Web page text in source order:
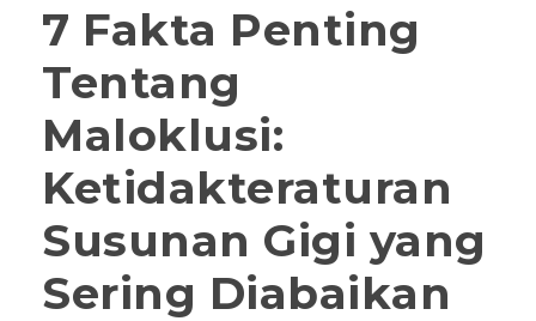
7 Fakta Penting
Tentang
Maloklusi:
Ketidakteraturan
Susunan Gigi yang
Sering Diabaikan